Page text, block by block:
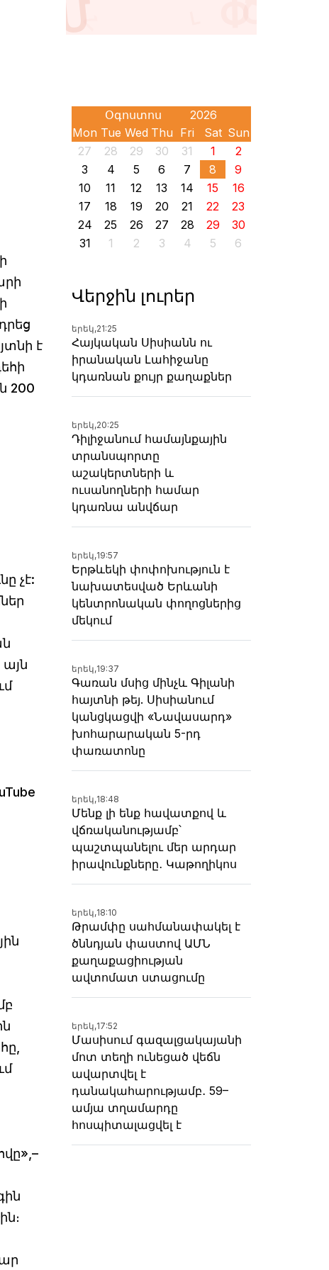
է
200
չէ:
Mon Tue Wed Thu Fri Sat Sun
27
28 29 30 31 1
2
3
4 5 6 7 8
9
10
11 12 13 14 15
16
17
18 19 20 21 22
23
24
25 26 27 28 29
30
31
1 2 3 4 5 6
Վերջին լուրեր
երեկ,21:25
Հայկական Սիսիանն ու
իրանական Լահիջանը
կդառնան քույր քաղաքներ
երեկ,20:25
Դիլիջանում համայնքային
տրանսպորտը
աշակերտների և
ուսանողների համար
կդառնա անվճար
երեկ,19:57
Երթևեկի փոփոխություն է
նախատեսված Երևանի
կենտրոնական փողոցներից
մեկում
երեկ,19:37
Գառան մսից մինչև Գիլանի
հայտնի թեյ. Սիսիանում
կանցկացվի «Նավասարդ»
խոհարարական 5-րդ
փառատոնը
երեկ,18:48
Մենք լի ենք հավատքով և
վճռականությամբ՝
պաշտպանելու մեր արդար
իրավունքները․ Կաթողիկոս
երեկ,18:10
Թրամփը սահմանափակել է
ծննդյան փաստով ԱՄՆ
քաղաքացիության
ավտոմատ ստացումը
երեկ,17:52
Մասիսում գազալցակայանի
մոտ տեղի ունեցած վեճն
ավարտվել է
դանակահարությամբ․ 59–
ամյա տղամարդը
հոսպիտալացվել է